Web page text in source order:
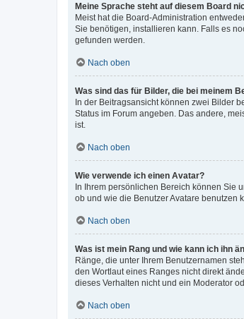
Meine Sprache steht auf diesem Board
Meist hat die Board-Administration
Sie benötigen, installieren kann. Falls es
gefunden werden.
Nach oben
Was sind das für Bilder, die bei meinem
In der Beitragsansicht können zwei Bilder
Status im Forum angeben. Das andere,
ist.
Nach oben
Wie verwende ich einen Avatar?
In Ihrem persönlichen Bereich können Sie
ob und wie die Benutzer Avatare benutzen
Nach oben
Was ist mein Rang und wie kann ich ihn
Ränge, die unter Ihrem Benutzernamen
den Wortlaut eines Ranges nicht direkt
dieses Verhalten nicht und ein Moderator
Nach oben